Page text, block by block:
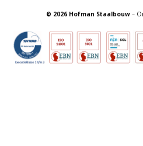
© 2026 Hofman Staalbouw–